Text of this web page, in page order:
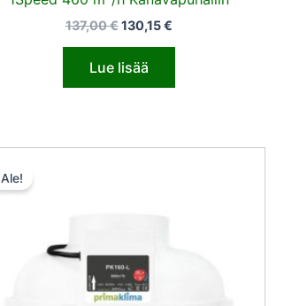
137,00€130,15€
Lue lisää
Ale!